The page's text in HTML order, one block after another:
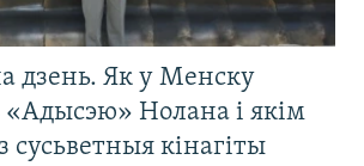
дзень. Як у Менску
«Адысэю» Нолана і якім
сусьветныя кінагіты